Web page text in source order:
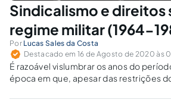
Sindicalismo e direitos
regime militar (1964-
Por Lucas Sales da Costa
Destacado em 16 de Agosto de 2020 às
É razoável vislumbrar os anos do
época em que, apesar das restrições
do sistema de proteção social obteve